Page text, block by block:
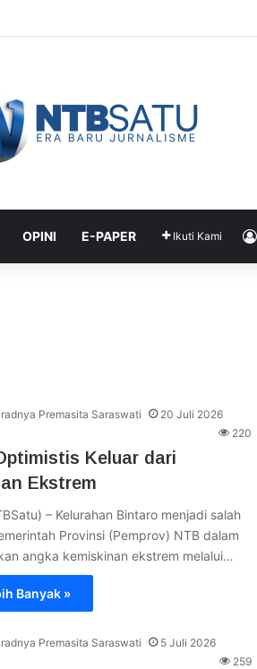
Maut di Pagesangan Diserahkan ke Jaksa
OPINI E-PAPER Ikuti Kami
Premasita Saraswati
20 Juli 2026
220
Keluar dari
Ekstrem
– Kelurahan Bintaro menjadi salah
Provinsi (Pemprov) NTB dalam
angka kemiskinan ekstrem melalui…
Banyak »
Premasita Saraswati
5 Juli 2026
259